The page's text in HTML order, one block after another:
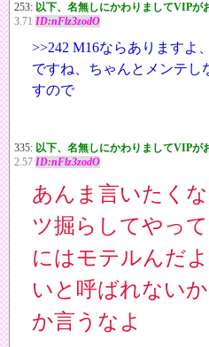
253: 以下、名無しにかわりましてVIPが
3.71 ID:nFlz3zodO
>>242 M16ならありますよ
ですね、ちゃんとメンテし
すので
335: 以下、名無しにかわりましてVIPが
2.57 ID:nFlz3zodO
あんま言いたく
ツ掘らしてやっ
にはモテルんだ
いと呼ばれない
か言うなよ